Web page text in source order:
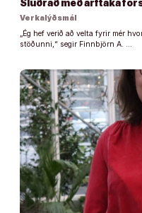
Slúðrað með arftaka
Verkalýðsmál
„Ég hef verið að velta fyrir mér
stöðunni,“ segir Finnbjörn A. …